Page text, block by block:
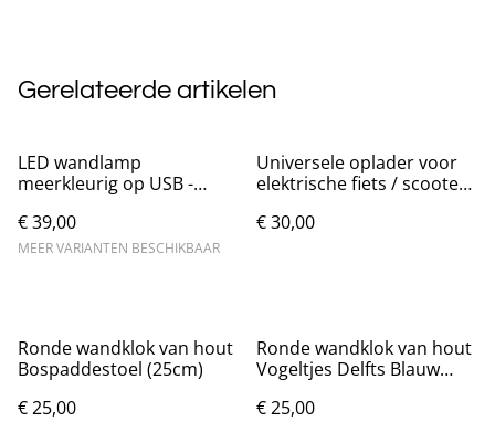
Gerelateerde artikelen
LED wandlamp
meerkleurig op USB -
€ 39,00
MEER VARIANTEN BESCHIKBAAR
Universele oplader voor
elektrische fiets / scooter
€ 30,00
Ronde wandklok van hout
Bospaddestoel (25cm)
€ 25,00
Ronde wandklok van hout
Vogeltjes Delfts Blauw
€ 25,00